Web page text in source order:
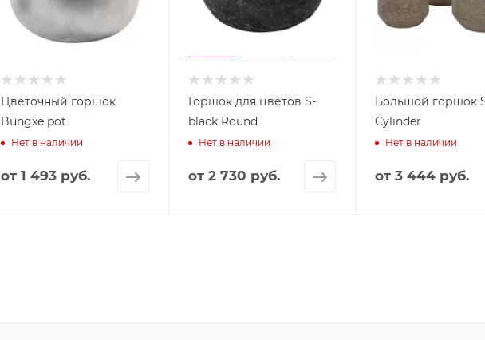
Цветочный горшок
Bungxe pot
Нет в наличии
от 1 493 руб.
Горшок для цветов S-
black Round
Нет в наличии
от 2 730 руб.
Большой горшок Sandy
Cylinder
Нет в наличии
от3 444 руб.